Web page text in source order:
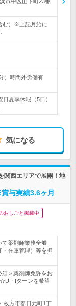
む）※上記月給に
）時間外労働有
夏季休暇（5日）
気になる
関西エリアで展開！地
与実績3.6ヶ月
おしごと掲載中
て薬剤師業務全般
・在庫管理）等を担
須＞薬剤師免許をお
・Iターンを希望
枚方市春日元町1丁